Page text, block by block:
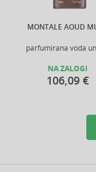
MONTALE AOUD
parfumirana voda
NA ZALOGI
106,09 €